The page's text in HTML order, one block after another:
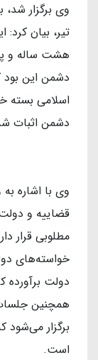
وی برگزار
تیر، بیان
دشمن این بود
اسلامی بسته
دشمن اثبات
وی با اشاره
قضاییه و
مطلوبی قرار
خواسته‌های
دولت
همچنین
برگزار
است.